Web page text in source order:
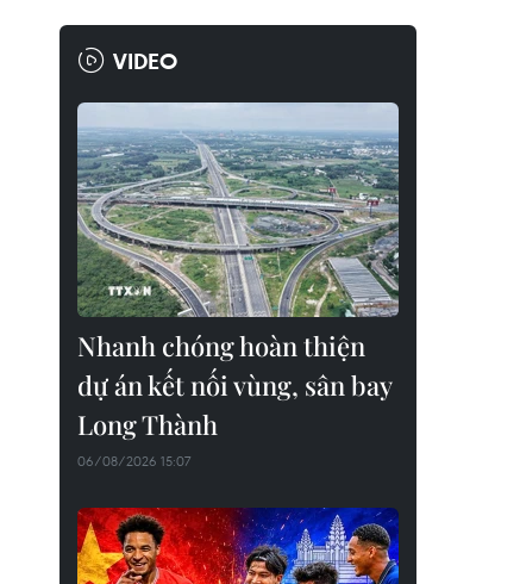
VIDEO
Nhanh chóng hoàn thiện
dự án kết nối vùng, sân bay
Long Thành
06/08/2026 15:07